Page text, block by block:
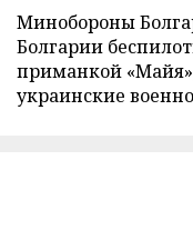
Минобороны
Болгарии
приманкой
украинские